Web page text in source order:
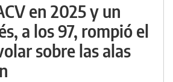
en 2025 y un
a los 97, rompió el
sobre las alas